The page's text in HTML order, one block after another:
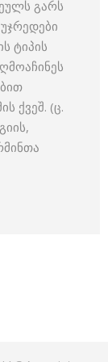
გარს
ტიპის
ქვეშ. (ც.